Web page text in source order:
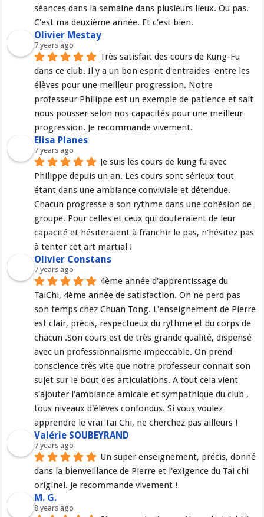
séances dans la semaine dans plusieurs lieux. Ou pas.
C'est ma deuxième année. Et c'est bien.
Olivier Mestay
7 years ago
Très satisfait des cours de Kung-Fu
dans ce club. Il y a un bon esprit d'entraides  entre les
élèves pour une meilleur progression. Notre
professeur Philippe est un exemple de patience et sait
nous pousser selon nos capacités pour une meilleur
progression. Je recommande vivement.
Elisa Planes
7 years ago
Je suis les cours de kung fu avec
Philippe depuis un an. Les cours sont sérieux tout
étant dans une ambiance conviviale et détendue.
Chacun progresse a son rythme dans une cohésion de
groupe. Pour celles et ceux qui douteraient de leur
capacité et hésiteraient à franchir le pas, n'hésitez pas
à tenter cet art martial !
Olivier Constans
7 years ago
4ème année d'apprentissage du
TaiChi, 4ème année de satisfaction. On ne perd pas
son temps chez Chuan Tong. L'enseignement de Pierre
est clair, précis, respectueux du rythme et du corps de
chacun .Son cours est de très grande qualité, dispensé
avec un professionnalisme impeccable. On prend
conscience très vite que notre professeur connait son
sujet sur le bout des articulations. A tout cela vient
s'ajouter l'ambiance amicale et sympathique du club ,
tous niveaux d'élèves confondus. Si vous voulez
apprendre le vrai Tai Chi, ne cherchez pas ailleurs !
Valérie SOUBEYRAND
7 years ago
Un super enseignement, précis, donné
dans la bienveillance de Pierre et l'exigence du Tai chi
originel. Je recommande vivement !
M. G.
8 years ago